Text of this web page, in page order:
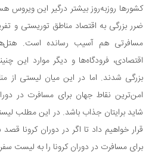
بیماری و درمان
کودک و مادر
ورزش و تندرستی
روانشناسی
مراکز پزشکی و دارویی
فرهنگ و هنر
سینما و تئاتر
تلویزیون
کشور‌ها روزبه‌روز بیشتر درگیر این ویروس
ضرر بزرگی به اقتصاد مناطق توریستی و
مسافرتی هم آسیب رسانده است.
اقتصادی، فرودگاه‌ها و دیگر موارد این
بزرگی شدند. اما در این میان لیستی از
امن‌ترین نقاط جهان برای مسافرت در
شاید برایتان جذاب باشد. در این مطلب
قرار خواهیم داد تا اگر در دوران کرونا
برای مسافرت در دوران کرونا را به لیست